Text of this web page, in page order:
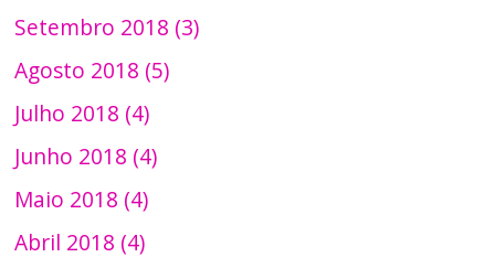
Setembro 2018 (3)
Agosto 2018 (5)
Julho 2018 (4)
Junho 2018 (4)
Maio 2018 (4)
Abril 2018 (4)